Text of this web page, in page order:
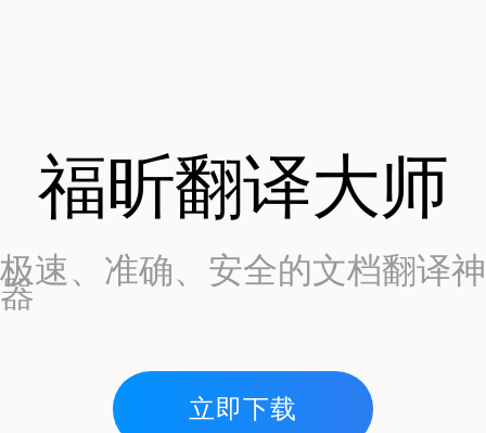
福昕翻译大师
极速、准确、安全的文档翻译神
器
立即下载